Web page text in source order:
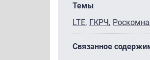
Темы
LTE ГКРЧ
Связанное